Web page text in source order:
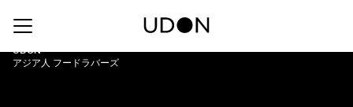
UDON
アジア人 フードラバーズ